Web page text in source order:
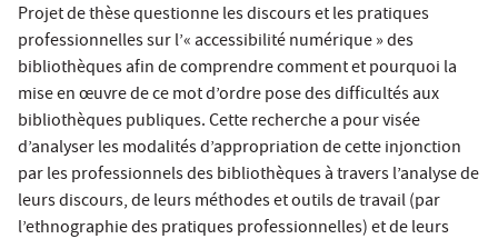
Projet de thèse questionne les discours et les pratiques
professionnelles sur l’« accessibilité numérique » des
bibliothèques afin de comprendre comment et pourquoi la
mise en œuvre de ce mot d’ordre pose des difficultés aux
bibliothèques publiques. Cette recherche a pour visée
d’analyser les modalités d’appropriation de cette injonction
par les professionnels des bibliothèques à travers l’analyse de
leurs discours, de leurs méthodes et outils de travail (par
l’ethnographie des pratiques professionnelles) et de leurs